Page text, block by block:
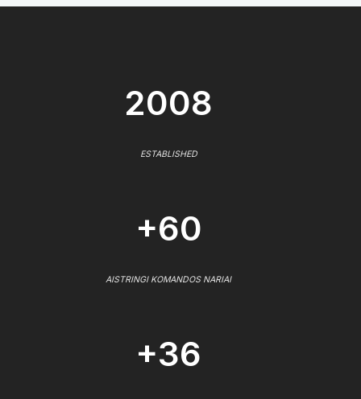
2008
ESTABLISHED
+60
AISTRINGI KOMANDOS NARIAI
+36